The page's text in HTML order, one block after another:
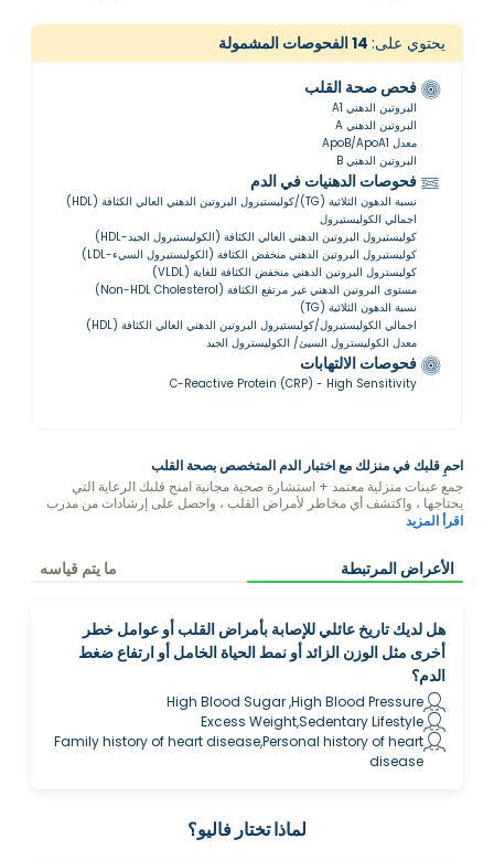
يحتوي على: 14الفحوصات المشمولة
فحص صحة القلب
البروتين الدهني A1
البروتين الدهني A
معدل ApoB/ApoA1
البروتين الدهني B
فحوصات الدهنيات في الدم
نسبة الدهون الثلاثية (TG)/كوليستيرول البروتين الدهني العالي الكثافة (HDL)
اجمالي الكوليستيرول
كوليستيرول البروتين الدهني العالي الكثافة (الكوليستيرول الجيد-HDL)
كوليستيرول البروتين الدهني منخفض الكثافة (الكوليستيرول السيء-LDL)
كوليسترول البروتين الدهني منخفض الكثافة للغاية (VLDL)
مستوى البروتين الدهني غير مرتفع الكثافة (Non-HDL Cholesterol)
نسبة الدهون الثلاثية (TG)
اجمالي الكوليستيرول/كوليستيرول البروتين الدهني العالي الكثافة (HDL)
معدل الكوليسترول السيئ/ الكوليسترول الجيد
فحوصات الالتهابات
C-Reactive Protein (CRP) - High Sensitivity
احمِ قلبك في منزلك مع اختبار الدم المتخصص بصحة القلب
جمع عينات منزلية معتمد + استشارة صحية مجانية امنح قلبك الرعاية التي
يحتاجها ، واكتشف أي مخاطر لأمراض القلب ، واحصل على إرشادات من مدرب
الصحة في فاليو حول كيفية حماية قلبك من خلال النظام الغذائي ونمط الحياة.
اقرأ المزيد
الأعراض المرتبطة ما يتم قياسه
هل لديك تاريخ عائلي للإصابة بأمراض القلب أو عوامل خطر
أخرى مثل الوزن الزائد أو نمط الحياة الخامل أو ارتفاع ضغط
الدم؟
High Blood Sugar ,High Blood Pressure
Excess Weight,Sedentary Lifestyle
Family history of heart disease,Personal history of heart
disease
لماذا تختار فاليو؟